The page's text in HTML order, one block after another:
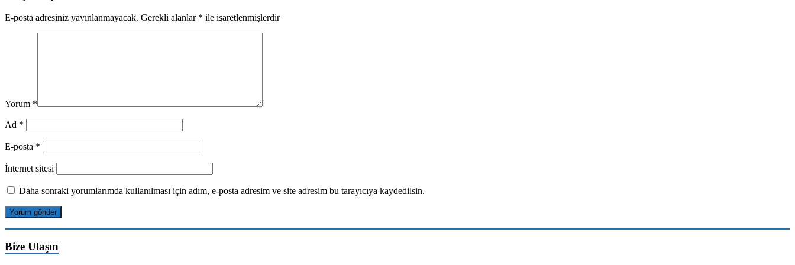
E-posta adresiniz yayınlanmayacak. Gerekli alanlar * ile işaretlenmişlerdir
Yorum *
Ad *
E-posta *
İnternet sitesi
Daha sonraki yorumlarımda kullanılması için adım, e-posta adresim ve site adresim bu tarayıcıya kaydedilsin.
Bize Ulaşın